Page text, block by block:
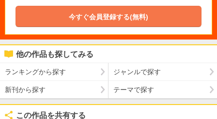
今すぐ会員登録する(無料)
他の作品も探してみる
ランキングから探す ジャンルで探す
新刊から探す テーマで探す
この作品を共有する